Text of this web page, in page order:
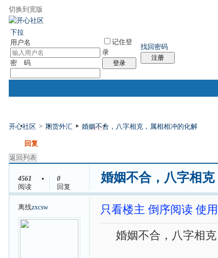
切换到宽版
下拉
用户名
密 码
记住登
录
登录
找回密码
注册
门户 论坛 排盘 个人中心
开心社区 > 期货外汇 > 婚姻不合，八字相克，属相相冲的化解
回复
返回列表
4561
阅读
0
回复
婚姻不合，八字相
离线zxcsw 只看楼主 倒序阅读 使
婚姻不合，八字相克